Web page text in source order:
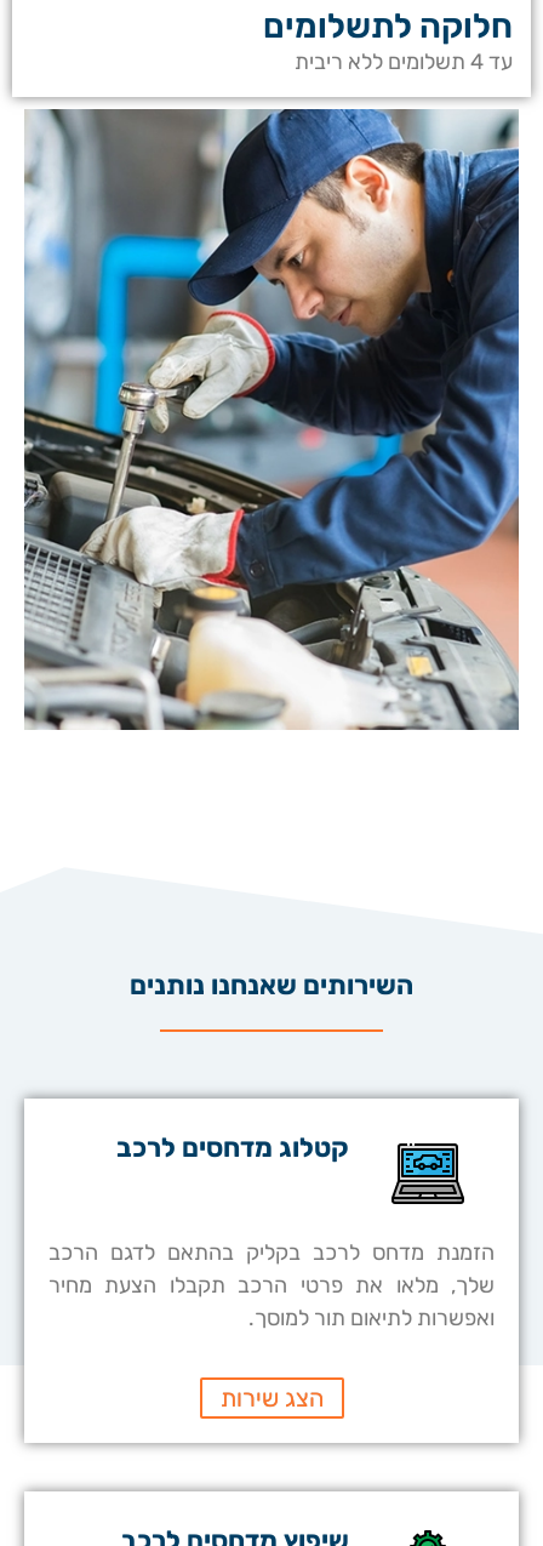
חלוקה לתשלומים
עד 4 תשלומים ללא ריבית
השירותים שאנחנו נותנים
קטלוג מדחסים לרכב
הזמנת מדחס לרכב בקליק בהתאם לדגם הרכב
שלך, מלאו את פרטי הרכב תקבלו הצעת מחיר
ואפשרות לתיאום תור למוסך.
הצג שירות